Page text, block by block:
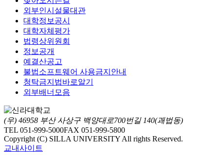
외부인시설물대관
대학정보공시
대학자체평가
법령상위원회
정보공개
예결산공고
불법소프트웨어 사용금지안내
청탁금지법바로알기
외부배너모음
(우) 46958 부산 사상구 백양대로700번길 140(괘법동)
TEL 051-999-5000FAX 051-999-5800
Copyright (C) SILLA UNIVERSITY All rights Reserved.
교내사이트